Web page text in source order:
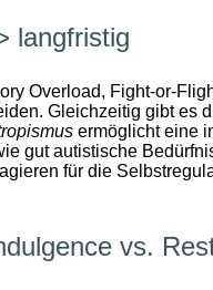
langfristig
Overload, Fight-or-
Gleichzeitig gibt es
ermöglicht eine
gut autistische
für die
vs.